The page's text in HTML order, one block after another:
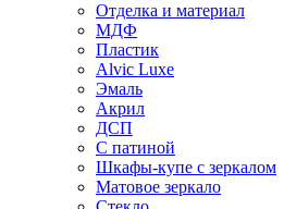
Отделка и материал
МДФ
Пластик
Alvic Luxe
Эмаль
Акрил
ДСП
С патиной
Шкафы-купе с зеркалом
Матовое зеркало